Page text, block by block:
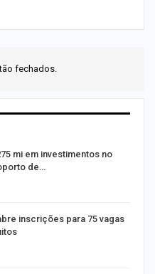
fechados.
mi em investimentos no
de…
inscrições para 75 vagas